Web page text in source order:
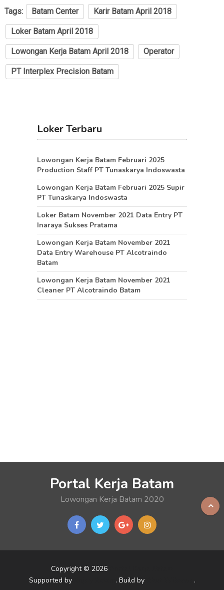
Tags: Batam Center Karir Batam April 2018
Loker Batam April 2018
Lowongan Kerja Batam April 2018 Operator
PT Interplex Precision Batam
Loker Terbaru
Lowongan Kerja Batam Februari 2025
Production Staff PT Tunaskarya Indoswasta
Lowongan Kerja Batam Februari 2025 Supir
PT Tunaskarya Indoswasta
Loker Batam November 2021 Data Entry PT
Inaraya Sukses Pratama
Lowongan Kerja Batam November 2021
Data Entry Warehouse PT Alcotraindo
Batam
Lowongan Kerja Batam November 2021
Cleaner PT Alcotraindo Batam
Portal Kerja Batam
Lowongan Kerja Batam 2020
Copyright © 2026
Supported by
. Build by .